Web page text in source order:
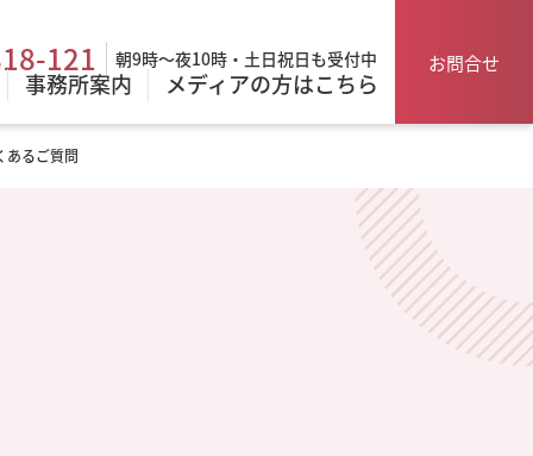
121 朝9時～夜10時・土日祝日も受付中
事務所案内 メディアの方はこちら
お問合せ
あるご質問